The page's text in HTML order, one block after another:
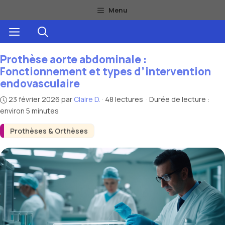
au
contenu
Menu
Menu
Prothèses & Orthèses
Prothèse aorte abdominale :
Fonctionnement et types d’intervention
endovasculaire
23 février 2026 par Claire D. · 48 lectures · Durée de lecture :
environ 5 minutes